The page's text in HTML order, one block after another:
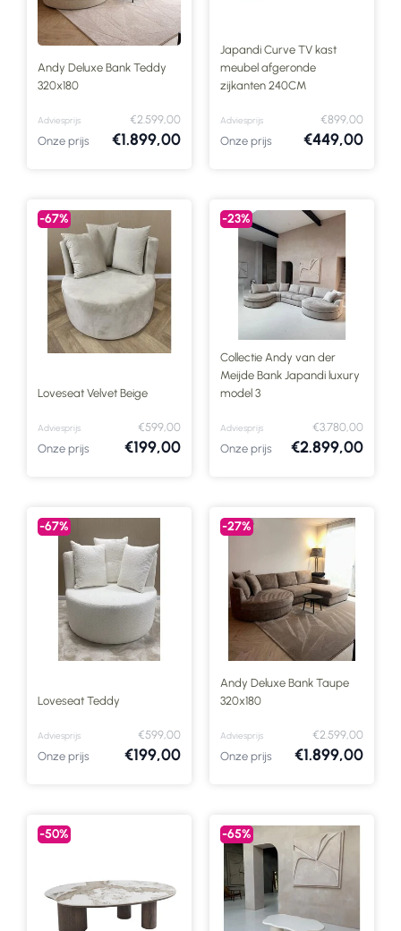
Andy Deluxe Bank Teddy
320x180
Adviesprijs
€2.599,00
Onze prijs
€1.899,00
Japandi Curve TV kast
meubel afgeronde
zijkanten 240CM
Adviesprijs
€899,00
Onze prijs
€449,00
-67%
Loveseat Velvet Beige
Adviesprijs
€599,00
Onze prijs
€199,00
-23%
Collectie Andy van der
Meijde Bank Japandi luxury
model 3
Adviesprijs
€3.780,00
Onze prijs
€2.899,00
-67%
Loveseat Teddy
Adviesprijs
€599,00
Onze prijs
€199,00
-27%
Andy Deluxe Bank Taupe
320x180
Adviesprijs
€2.599,00
Onze prijs
€1.899,00
-50% -65%